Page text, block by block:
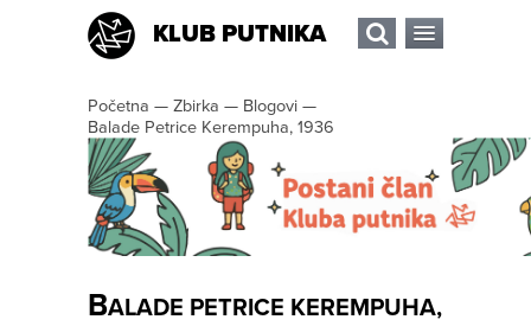
KLUB PUTNIKA
Početna — Zbirka — Blogovi —
Balade Petrice Kerempuha, 1936
BALADE PETRICE KEREMPUHA,